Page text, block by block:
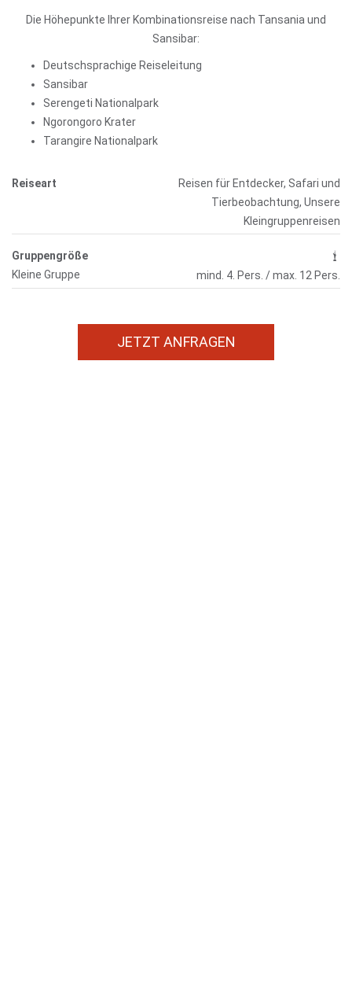
Die Höhepunkte Ihrer Kombinationsreise nach Tansania und
Sansibar:
Deutschsprachige Reiseleitung
Sansibar
Serengeti Nationalpark
Ngorongoro Krater
Tarangire Nationalpark
Reiseart
Reisen für Entdecker, Safari und
Tierbeobachtung, Unsere
Kleingruppenreisen
Gruppengröße
Kleine Gruppe
mind. 4. Pers. / max. 12 Pers.
JETZT ANFRAGEN